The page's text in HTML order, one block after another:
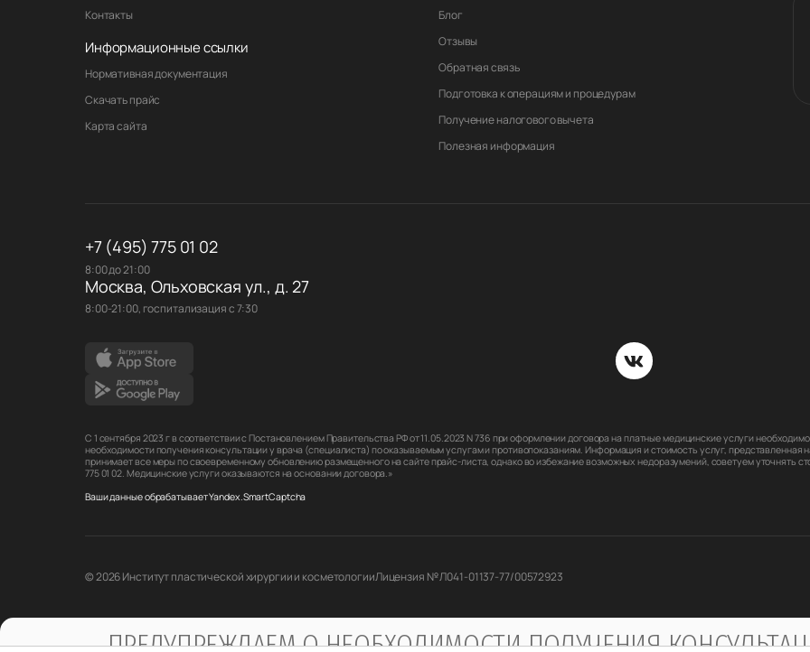
Контакты
Информационные ссылки
Нормативная документация
Скачать прайс
Карта сайта
Блог
Отзывы
Обратная связь
Подготовка к операциям и процедурам
Получение налогового вычета
Полезная информация
+7 (495) 775 01 02
8:00 до 21:00
Москва, Ольховская ул., д. 27
8:00-21:00, госпитализация с 7:30
С 1 сентября 2023 г в соответствии с Постановлением Правительства РФ от 11.05.2023 N 736 при оформлении договора на платные медицинские услуги
необходимости получения консультации у врача (специалиста) по оказываемым услугам и противопоказаниям. Информация и стоимость услуг, представленная
принимает все меры по своевременному обновлению размещенного на сайте прайс-листа, однако во избежание возможных недоразумений, советуем уточнять
775 01 02. Медицинские услуги оказываются на основании договора.»
Ваши данные обрабатывает Yandex.SmartCaptcha
© 2026 Институт пластической хирургии и косметологииЛицензия № Л041-01137-77/00572923
ПРЕДУПРЕЖДАЕМ О НЕОБХОДИМОСТИ ПОЛУЧЕНИЯ